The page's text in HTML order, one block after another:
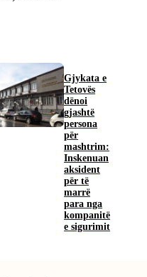
Gjykata e
Tetovës
dënoi
gjashtë
persona
për
mashtrim:
Inskenuan
aksident
për të
marrë
para nga
kompanitë
e sigurimit